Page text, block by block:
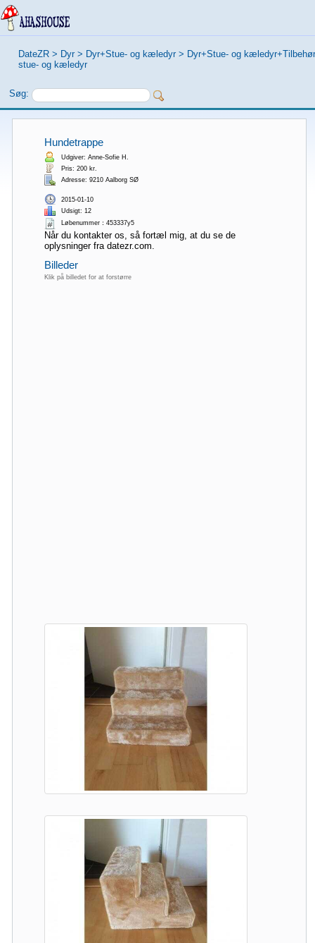
DateZR > Dyr > Dyr+Stue- og kæledyr > Dyr+Stue- og
stue- og kæledyr
Søg:
Hundetrappe
Udgiver: Anne-Sofie H.
Pris: 200 kr.
Adresse: 9210 Aalborg SØ
2015-01-10
Udsigt: 12
Løbenummer：453337y5
Når du kontakter os, så fortæl mig, at du se de
oplysninger fra datezr.com.
Billeder
Klik på billedet for at forstørre